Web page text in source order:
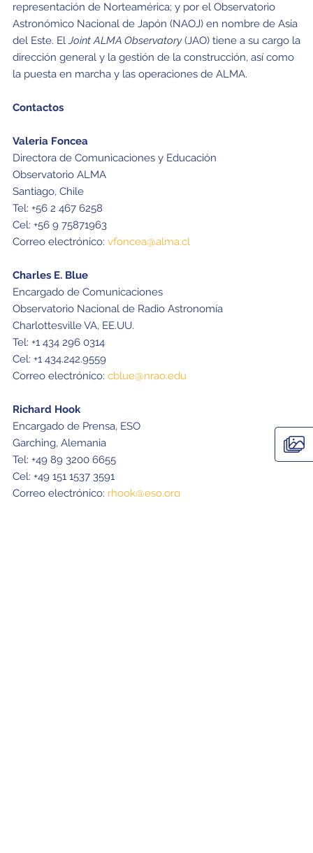
representación de Norteamérica; y por el Observatorio
Astronómico Nacional de Japón (NAOJ) en nombre de Asia
del Este. ElJoint ALMA Observatory(JAO) tiene a su cargo la
dirección general y la gestión de la construcción, así como
la puesta en marcha y las operaciones de ALMA.
Contactos
Valeria Foncea
Directora de Comunicaciones y Educación
Observatorio ALMA
Santiago, Chile
Tel: +56 2 467 6258
Cel: +56 9 75871963
Correo electrónico: vfoncea@alma.cl
Charles E. Blue
Encargado de Comunicaciones
Observatorio Nacional de Radio Astronomía
Charlottesville VA, EE.UU.
Tel: +1 434 296 0314
Cel: +1 434.242.9559
Correo electrónico: cblue@nrao.edu
Richard Hook
Encargado de Prensa, ESO
Garching, Alemania
Tel: +49 89 3200 6655
Cel: +49 151 1537 3591
Correo electrónico: rhook@eso.org